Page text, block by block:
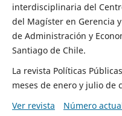
interdisciplinaria del
del Magíster en Gerencia
de Administración y
Santiago de Chile.
La revista Políticas
meses de enero y julio de
Ver revista
Número